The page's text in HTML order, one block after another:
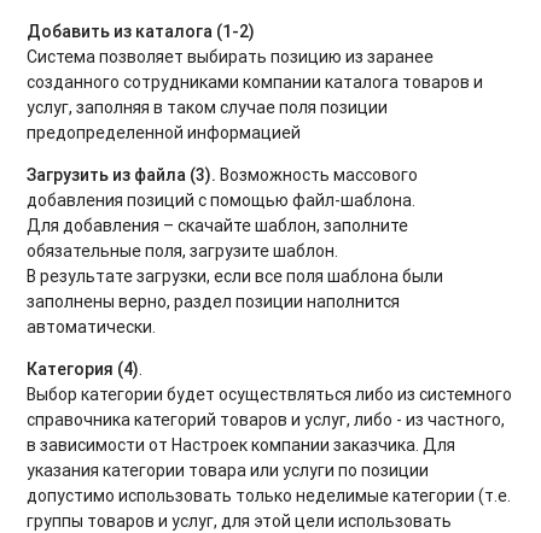
Добавить из каталога (1-2)
Система позволяет выбирать позицию из заранее
созданного сотрудниками компании каталога товаров и
услуг, заполняя в таком случае поля позиции
предопределенной информацией
Загрузить из файла (3).Возможность массового
добавления позиций с помощью файл-шаблона.
Для добавления – скачайте шаблон, заполните
обязательные поля, загрузите шаблон.
В результате загрузки, если все поля шаблона были
заполнены верно, раздел позиции наполнится
автоматически.
Категория (4).
Выбор категории будет осуществляться либо из системного
справочника категорий товаров и услуг, либо - из частного,
в зависимости от Настроек компании заказчика. Для
указания категории товара или услуги по позиции
допустимо использовать только неделимые категории (т.е.
группы товаров и услуг, для этой цели использовать